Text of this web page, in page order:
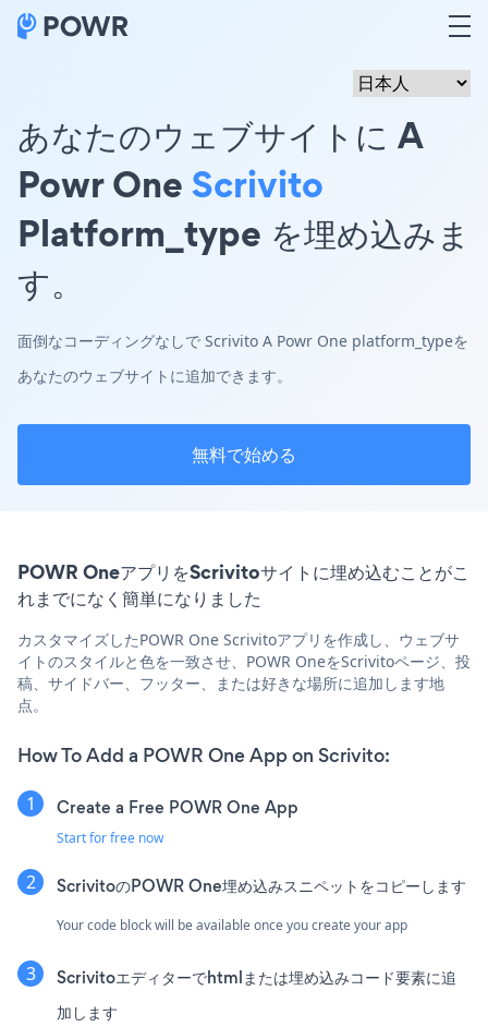
あなたのウェブサイトに A
Powr OneScrivito
Platform_type を埋め込みま
す。
面倒なコーディングなしで Scrivito A Powr One platform_typeを
あなたのウェブサイトに追加できます。
無料で始める
POWR OneアプリをScrivitoサイトに埋め込むことがこ
れまでになく簡単になりました
カスタマイズしたPOWR One Scrivitoアプリを作成し、ウェブサ
イトのスタイルと色を一致させ、POWR OneをScrivitoページ、投
稿、サイドバー、フッター、または好きな場所に追加します地
点。
How To Add a POWR One App on Scrivito:
Create a Free POWR One App
Start for free now
ScrivitoのPOWR One埋め込みスニペットをコピーします
Your code block will be available once you create your app
Scrivitoエディターでhtmlまたは埋め込みコード要素に追
加します